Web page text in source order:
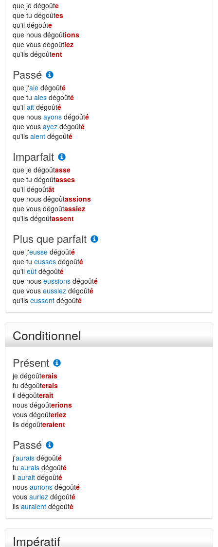
que je dégoûte
que tu dégoûtes
qu'il dégoûte
que nous dégoûtions
que vous dégoûtiez
qu'ils dégoûtent
Passé
que j'aie dégoûté
que tu aies dégoûté
qu'il ait dégoûté
que nous ayons dégoûté
que vous ayez dégoûté
qu'ils aient dégoûté
Imparfait
que je dégoûtasse
que tu dégoûtasses
qu'il dégoûtât
que nous dégoûtassions
que vous dégoûtassiez
qu'ils dégoûtassent
Plus que parfait
que j'eusse dégoûté
que tu eusses dégoûté
qu'il eût dégoûté
que nous eussions dégoûté
que vous eussiez dégoûté
qu'ils eussent dégoûté
Conditionnel
Présent
je dégoûterais
tu dégoûterais
il dégoûterait
nous dégoûterions
vous dégoûteriez
ils dégoûteraient
Passé
j'aurais dégoûté
tu aurais dégoûté
il aurait dégoûté
nous aurions dégoûté
vous auriez dégoûté
ils auraient dégoûté
Impératif